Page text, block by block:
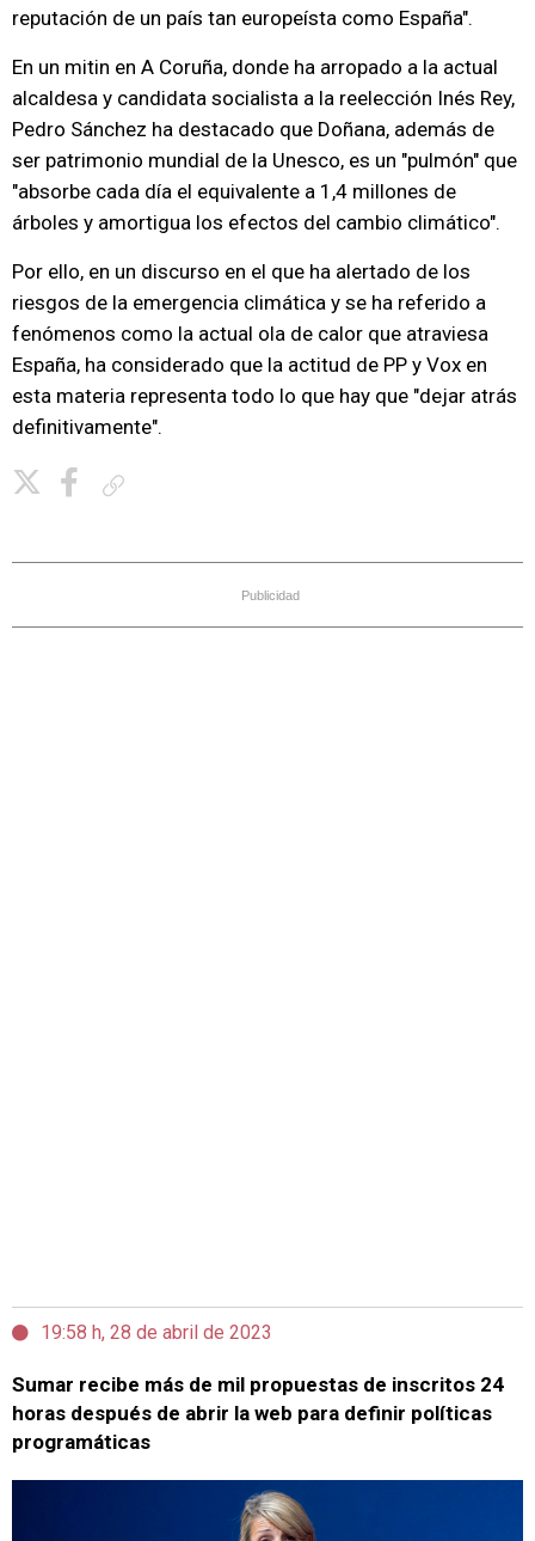
reputación de un país tan europeísta como España".
En un mitin en A Coruña, donde ha arropado a la actual
alcaldesa y candidata socialista a la reelección Inés Rey,
Pedro Sánchez ha destacado que Doñana, además de
ser patrimonio mundial de la Unesco, es un "pulmón" que
"absorbe cada día el equivalente a 1,4 millones de
árboles y amortigua los efectos del cambio climático".
Por ello, en un discurso en el que ha alertado de los
riesgos de la emergencia climática y se ha referido a
fenómenos como la actual ola de calor que atraviesa
España, ha considerado que la actitud de PP y Vox en
esta materia representa todo lo que hay que "dejar atrás
definitivamente".
Publicidad
19:58 h, 28 de abril de 2023
Sumar recibe más de mil propuestas de inscritos 24
horas después de abrir la web para definir políticas
programáticas